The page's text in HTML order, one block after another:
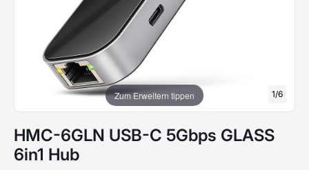
Zum Erweitern tippen 1/6
HMC-6GLN USB-C 5Gbps GLASS
6in1 Hub